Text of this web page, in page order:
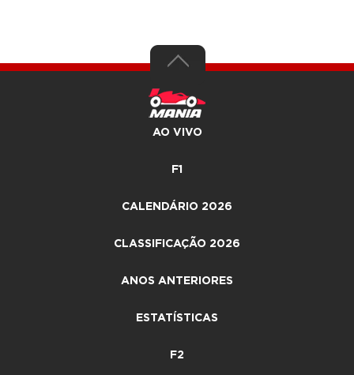
AO VIVO
F1
CALENDÁRIO 2026
CLASSIFICAÇÃO 2026
ANOS ANTERIORES
ESTATÍSTICAS
F2